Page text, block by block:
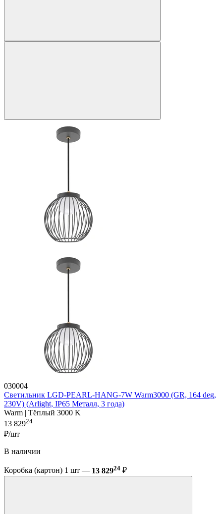
030004
Светильник LGD-PEARL-HANG-7W Warm3000 (GR, 164 deg,
230V) (Arlight, IP65 Металл, 3 года)
Warm | Тёплый 3000 K
13 82924
₽/шт
В наличии
Коробка (картон) 1 шт — 13 82924 ₽